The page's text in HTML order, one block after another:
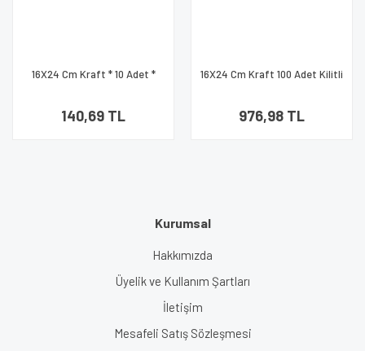
16X24 Cm Kraft * 10 Adet *
140,69 TL
16X24 Cm Kraft 100 Adet Kilitli
976,98 TL
Kurumsal
Hakkımızda
Üyelik ve Kullanım Şartları
İletişim
Mesafeli Satış Sözleşmesi